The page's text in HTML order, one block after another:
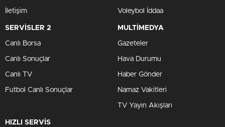
İletişim Voleybol İddaa
SERVİSLER 2
Canlı Borsa
Canlı Sonuçlar
Canlı TV
Futbol Canlı Sonuçlar
MULTİMEDYA
Gazeteler
Hava Durumu
Haber Gönder
Namaz Vakitleri
TV Yayın Akışları
HIZLI SERVİS